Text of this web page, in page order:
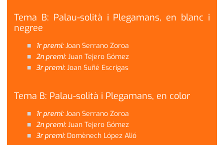
Tema B: Palau-solità i Plegamans, en blanc i
negree
1r premi:Joan Serrano Zoroa
2n premi:Juan Tejero Gómez
3r premi:Joan Suñé Escrigas
Tema B: Palau-solità i Plegamans, en color
1r premi:Joan Serrano Zoroa
2n premi:Juan Tejero Gómez
3r premi:Domènech López Alió